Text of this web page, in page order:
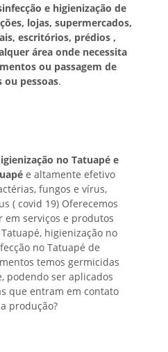
e higienização de
lojas, supermercados,
escritórios, prédios ,
área onde necessita
ou passagem de
ou pessoas.
no Tatuapé e
e altamente efetivo
fungos e vírus,
( covid 19) Oferecemos
em serviços e produtos
higienização no
no Tatuapé de
temos germicidas
podendo ser aplicados
que entram em contato
produção?